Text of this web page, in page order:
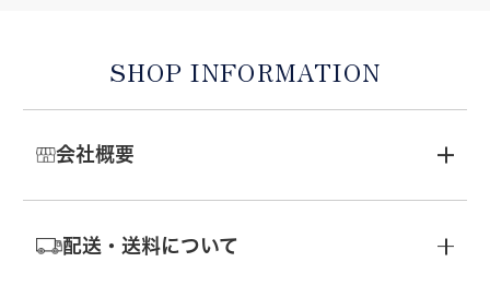
SHOP INFORMATION
会社概要
配送・送料について